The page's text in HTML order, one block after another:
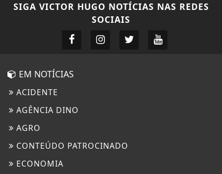
SIGA VICTOR HUGO NOTÍCIAS NAS REDES
SOCIAIS
EM NOTÍCIAS
ACIDENTE
AGÊNCIA DINO
AGRO
CONTEÚDO PATROCINADO
ECONOMIA